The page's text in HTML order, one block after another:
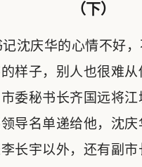
（下）
沈庆华的心情不好，
样子，别人也很难
委秘书长齐国远将
导名单递给他，沈
长宇以外，还有副